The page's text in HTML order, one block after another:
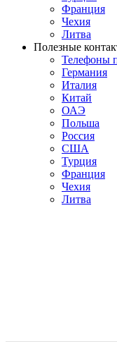
Франция
Чехия
Литва
Полезные
Телефоны
Германия
Италия
Китай
ОАЭ
Польша
Россия
США
Турция
Франция
Чехия
Литва